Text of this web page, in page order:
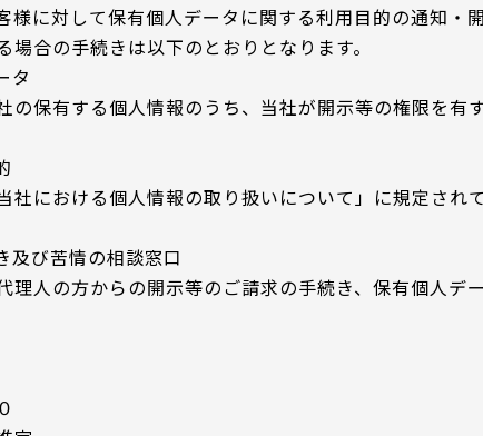
様に対して保有個人データに関する利用目的の通知・
合の手続きは以下のとおりとなります。
タ
の保有する個人情報のうち、当社が開示等の権限を有
社における個人情報の取り扱いについて」に規定され
及び苦情の相談窓口
理人の方からの開示等のご請求の手続き、保有個人デ